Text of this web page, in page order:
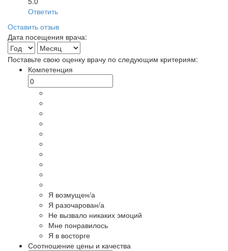
Ответить
Оставить отзыв
Дата посещения врача:
Поставьте свою оценку врачу по следующим критериям:
Компетенция
Я возмущен/а
Я разочарован/а
Не вызвало никаких эмоций
Мне понравилось
Я в восторге
Соотношение цены и качества